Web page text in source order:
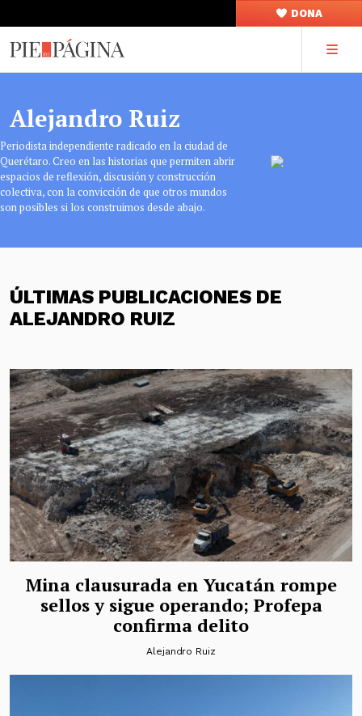
DONA
Alejandro Ruiz
Periodista independiente radicado en la ciudad de
Querétaro. Creo en las historias que permiten abrir
espacios de reflexión, discusión y construcción
colectiva, con la convicción de que otros mundos
son posibles si los construimos desde abajo.
ÚLTIMAS PUBLICACIONES DE
ALEJANDRO RUIZ
Mina clausurada en Yucatán rompe
sellos y sigue operando; Profepa
confirma delito
Alejandro Ruiz